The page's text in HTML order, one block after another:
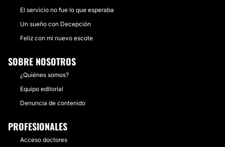
El servicio no fue lo que esperaba
Un sueño con Decepción
Feliz con mi nuevo escote
SOBRE NOSOTROS
¿Quiénes somos?
Equipo editorial
Denuncia de contenido
PROFESIONALES
Acceso doctores